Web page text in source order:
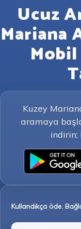
Ucuz
Mariana
Kuzey
aramaya
indirin;
Kullandıkça öde.